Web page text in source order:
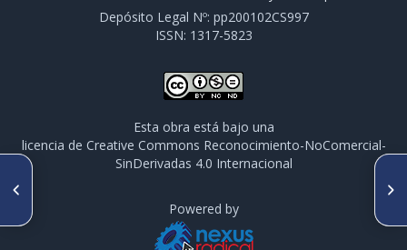
SIGUIENTE ARTÍCULO
escolar, Calbuco. 2011 a 2016
Depósito Legal Nº: pp200102CS997
ISSN: 1317-5823
Esta obra está bajo una
licencia de Creative Commons Reconocimiento-NoComercial-
SinDerivadas 4.0 Internacional
Powered by